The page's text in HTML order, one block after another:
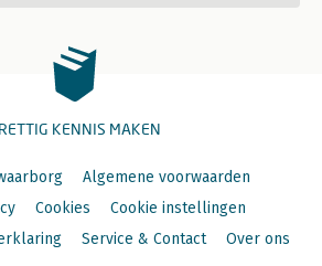
KENNIS MAKEN
Algemene voorwaarden
Cookies
Cookie instellingen
Service & Contact Over ons